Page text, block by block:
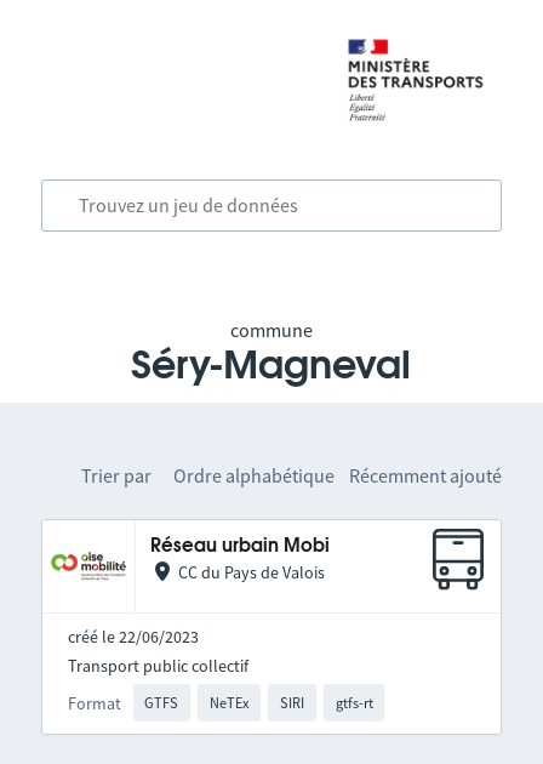
commune
Séry-Magneval
Trier par Ordre alphabétique Récemment ajouté
Réseau urbain Mobi
CC du Pays de Valois
créé le 22/06/2023
Format GTFS NeTEx SIRI gtfs-rt
Transport public collectif